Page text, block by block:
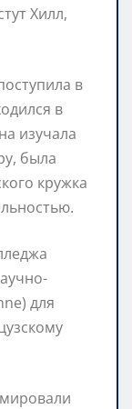
Хилл,
в
в
изучала
была
кружка
для